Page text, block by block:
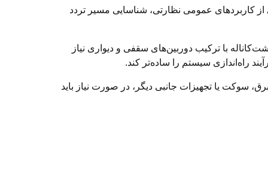
از کاربردهای عمومی نظارتی، شناسایی مسیر تردد
با ترکیب دوربین‌های سقفی و دیواری نیاز
راه‌اندازی سیستم را ساده‌تر کند.
سوکت یا تجهیزات جانبی دیگر، در صورت نیاز باید